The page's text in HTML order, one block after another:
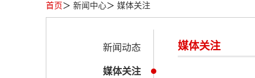
首页＞ 新闻中心＞ 媒体关注
新闻动态
媒体关注
媒体关注